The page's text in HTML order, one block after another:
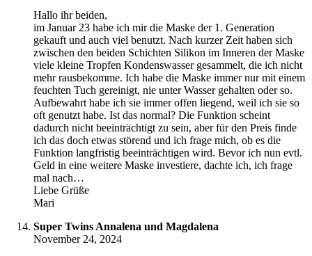
Hallo ihr beiden,
im Januar 23 habe ich mir die Maske der 1. Generation
gekauft und auch viel benutzt. Nach kurzer Zeit haben sich
zwischen den beiden Schichten Silikon im Inneren der Maske
viele kleine Tropfen Kondenswasser gesammelt, die ich nicht
mehr rausbekomme. Ich habe die Maske immer nur mit einem
feuchten Tuch gereinigt, nie unter Wasser gehalten oder so.
Aufbewahrt habe ich sie immer offen liegend, weil ich sie so
oft genutzt habe. Ist das normal? Die Funktion scheint
dadurch nicht beeinträchtigt zu sein, aber für den Preis finde
ich das doch etwas störend und ich frage mich, ob es die
Funktion langfristig beeinträchtigen wird. Bevor ich nun evtl.
Geld in eine weitere Maske investiere, dachte ich, ich frage
mal nach…
Liebe Grüße
Mari
Super Twins Annalena und Magdalena
November 24, 2024